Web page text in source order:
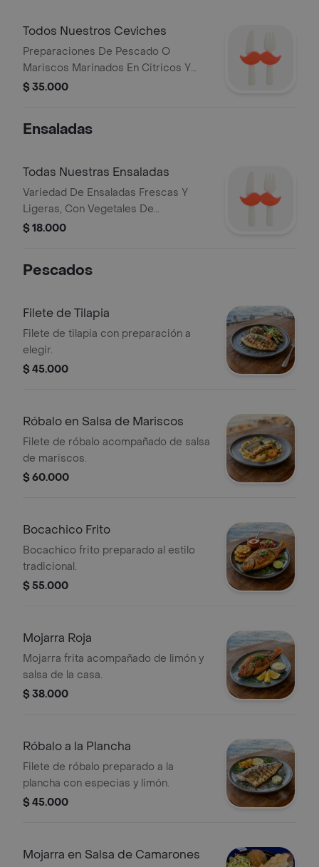
Todos Nuestros Ceviches
Preparaciones De Pescado O
Mariscos Marinados En Citricos Y
Especias.
$ 35.000
Ensaladas
Todas Nuestras Ensaladas
Variedad De Ensaladas Frescas Y
Ligeras, Con Vegetales De
Temporada.
$ 18.000
Pescados
Filete de Tilapia
Filete de tilapia con preparación a
elegir.
$ 45.000
Róbalo en Salsa de Mariscos
Filete de róbalo acompañado de salsa
de mariscos.
$ 60.000
Bocachico Frito
Bocachico frito preparado al estilo
tradicional.
$ 55.000
Mojarra Roja
Mojarra frita acompañado de limón y
salsa de la casa.
$ 38.000
Róbalo a la Plancha
Filete de róbalo preparado a la
plancha con especias y limón.
$ 45.000
Mojarra en Salsa de Camarones